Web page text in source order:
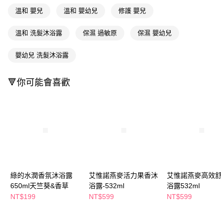
【「AFTEE先享後付」結帳流程】
結帳頁面，進行簡訊認證並確認金額後，即可完成結帳。
２．訂單成立數日內，您將收到繳費通知簡訊。
ATM／網路銀行／等多元方式進行付款，方視為交易完成。
後付繳納相關費用。
https://aftee.tw/terms/#terms3
３．未成年的使用者請事先徵得法定代理人或監護人之同意方可使用
「AFTEE先享後付」，若未經同意申辦者引起之損失，本公司不負相關責
任。
每筆NT$65，滿NT$390(含以上)免運費
付款後全家取貨
萊爾富取貨付款
宅配(本島)
每筆NT$100，滿NT$790(含以上)免運費
溫和 嬰兒 溫和 嬰幼兒 修護 嬰兒
溫和 洗髮沐浴露 保濕 過敏原 保濕 嬰幼兒
嬰幼兒 洗髮沐浴露
🔻你可能會喜歡
綠的水潤香氛沐浴露
650ml天竺葵&香草
NT$199
艾惟諾燕麥活力果香沐
浴露-532ml
NT$599
艾惟諾燕麥高效
浴露532ml
NT$599